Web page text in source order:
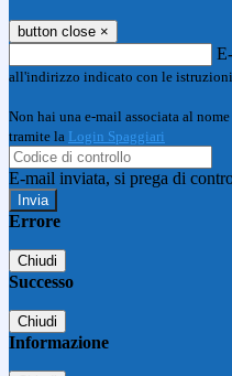
button close ×
all'indirizzo indicato con le istruzioni
Non hai una e-mail associata al
tramite la Login Spaggiari
E-mail inviata, si prega di
Errore
Chiudi
Successo
Chiudi
Informazione